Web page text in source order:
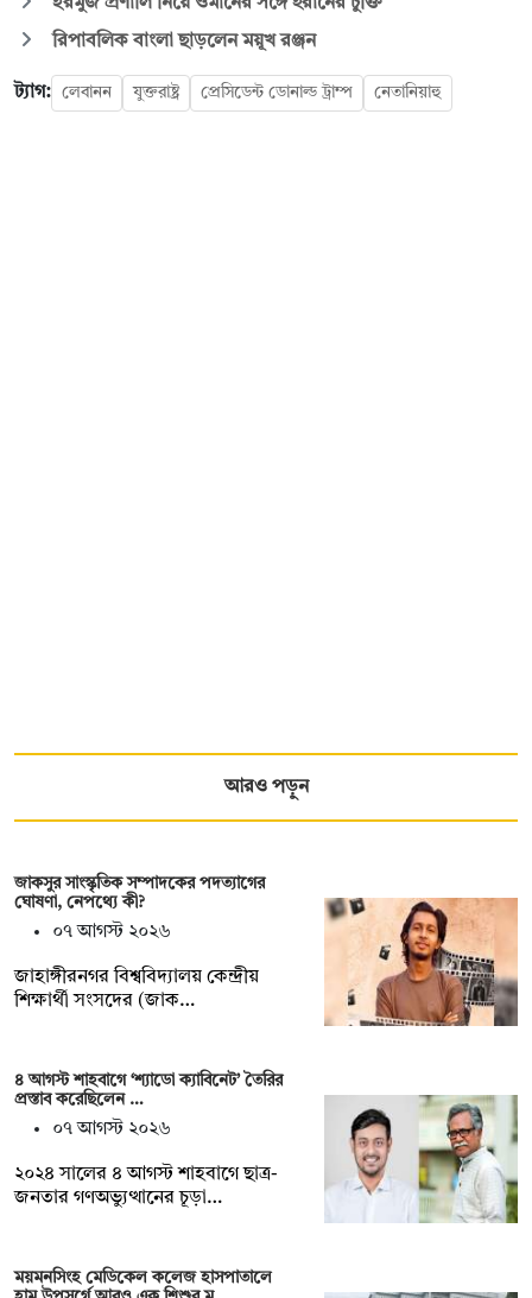
রিপাবলিক বাংলা ছাড়লেন ময়ূখ রঞ্জন
ট্যাগ: লেবানন যুক্তরাষ্ট্র প্রেসিডেন্ট ডোনাল্ড ট্রাম্প নেতানিয়াহু
আরও পড়ুন
জাকসুর সাংস্কৃতিক সম্পাদকের পদত্যাগের
ঘোষণা, নেপথ্যে কী?
০৭ আগস্ট ২০২৬
জাহাঙ্গীরনগর বিশ্ববিদ্যালয় কেন্দ্রীয়
শিক্ষার্থী সংসদের (জাক…
৪ আগস্ট শাহবাগে ‘শ্যাডো ক্যাবিনেট’ তৈরির
প্রস্তাব করেছিলেন …
০৭ আগস্ট ২০২৬
২০২৪ সালের ৪ আগস্ট শাহবাগে ছাত্র-
জনতার গণঅভ্যুত্থানের চূড়া…
ময়মনসিংহ মেডিকেল কলেজ হাসপাতালে